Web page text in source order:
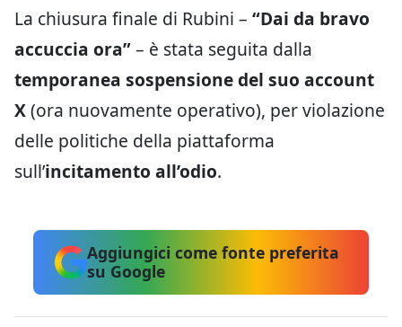
La chiusura finale di Rubini – “Dai da bravo
accuccia ora”– è stata seguita dalla
temporanea sospensione del suo account
X(ora nuovamente operativo), per violazione
delle politiche della piattaforma
sull’incitamento all’odio.
Aggiungici come fonte preferita
su Google